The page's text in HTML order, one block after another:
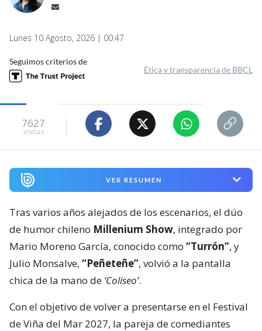
Lunes 10 Agosto, 2026 | 00:47
Seguimos criterios de
Ética y transparencia de BBCL
7627
visitas
VER RESUMEN
Tras varios años alejados de los escenarios, el dúo
de humor chileno Millenium Show, integrado por
Mario Moreno García, conocido como “Turrón”, y
Julio Monsalve, “Peñeteñe”, volvió a la pantalla
chica de la mano de ‘Coliseo’.
Con el objetivo de volver a presentarse en el Festival
de Viña del Mar 2027, la pareja de comediantes